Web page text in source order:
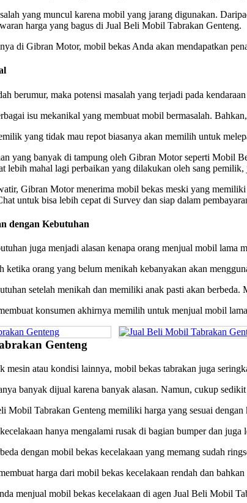
yang muncul karena mobil yang jarang digunakan.
harga yang bagus di Jual Beli Mobil Tabrakan Genteng.
di Gibran Motor, mobil bekas Anda akan mendapatkan
berumur, maka potensi masalah yang terjadi pada
isu mekanikal yang membuat mobil bermasalah.
yang tidak mau repot biasanya akan memilih untuk
yang banyak di tampung oleh Gibran Motor seperti Mobil
lebih mahal lagi perbaikan yang dilakukan oleh sang
Gibran Motor menerima mobil bekas meski yang
untuk bisa lebih cepat di Survey dan siap dalam
dengan Kebutuhan
juga menjadi alasan kenapa orang menjual mobil lama
ketika orang yang belum menikah kebanyakan akan
setelah menikah dan memiliki anak pasti akan
konsumen akhirnya memilih untuk menjual mobil
Genteng
mesin atau kondisi lainnya, mobil bekas tabrakan juga
banyak dijual karena banyak alasan. Namun, cukup
Mobil Tabrakan Genteng memiliki harga yang sesuai
hanya mengalami rusak di bagian bumper dan
dengan mobil bekas kecelakaan yang memang sudah
harga dari mobil bekas kecelakaan rendah dan
menjual mobil bekas kecelakaan di agen Jual Beli Mobil